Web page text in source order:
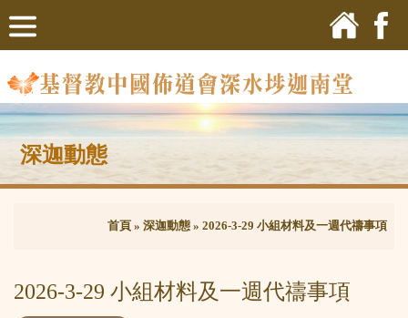
深迦動態
首頁 » 深迦動態 » 2026-3-29 小組材料及一週代禱事項
2026-3-29 小組材料及一週代禱事項